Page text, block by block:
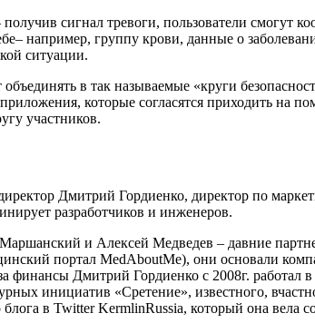
сигнал тревоги, пользователи смогут
например, группу крови, данные о
ситуации.
в так называемые «круги
которые согласятся приходить на
участников.
Дмитрий Гордиенко, директор по
разработчиков и инженеров.
и Алексей Медведев – давние
портал MedAboutMe), они основали
финансы Дмитрий Гордиенко с 2008г. работал в
инициатив «Сретение», известного,
в Twitter KermlinRussia, который она вела